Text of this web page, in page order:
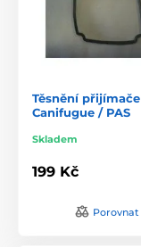
Těsnění přijímače
Canifugue / PAS
Skladem
199 Kč
Porovnat